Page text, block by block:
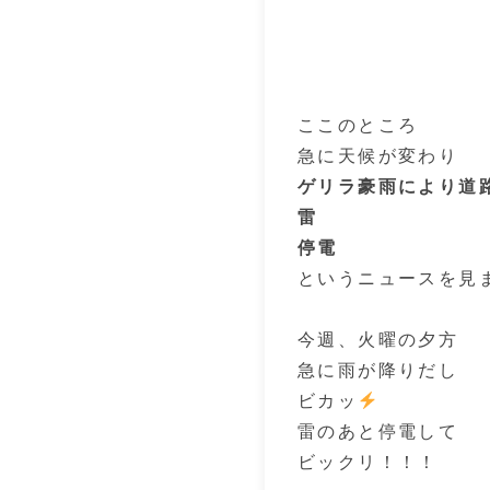
ここのところ
急に天候が変わり
ゲリラ豪雨により道
雷
停電
というニュースを見
今週、火曜の夕方
急に雨が降りだし
ビカッ
雷のあと停電して
ビックリ！！！